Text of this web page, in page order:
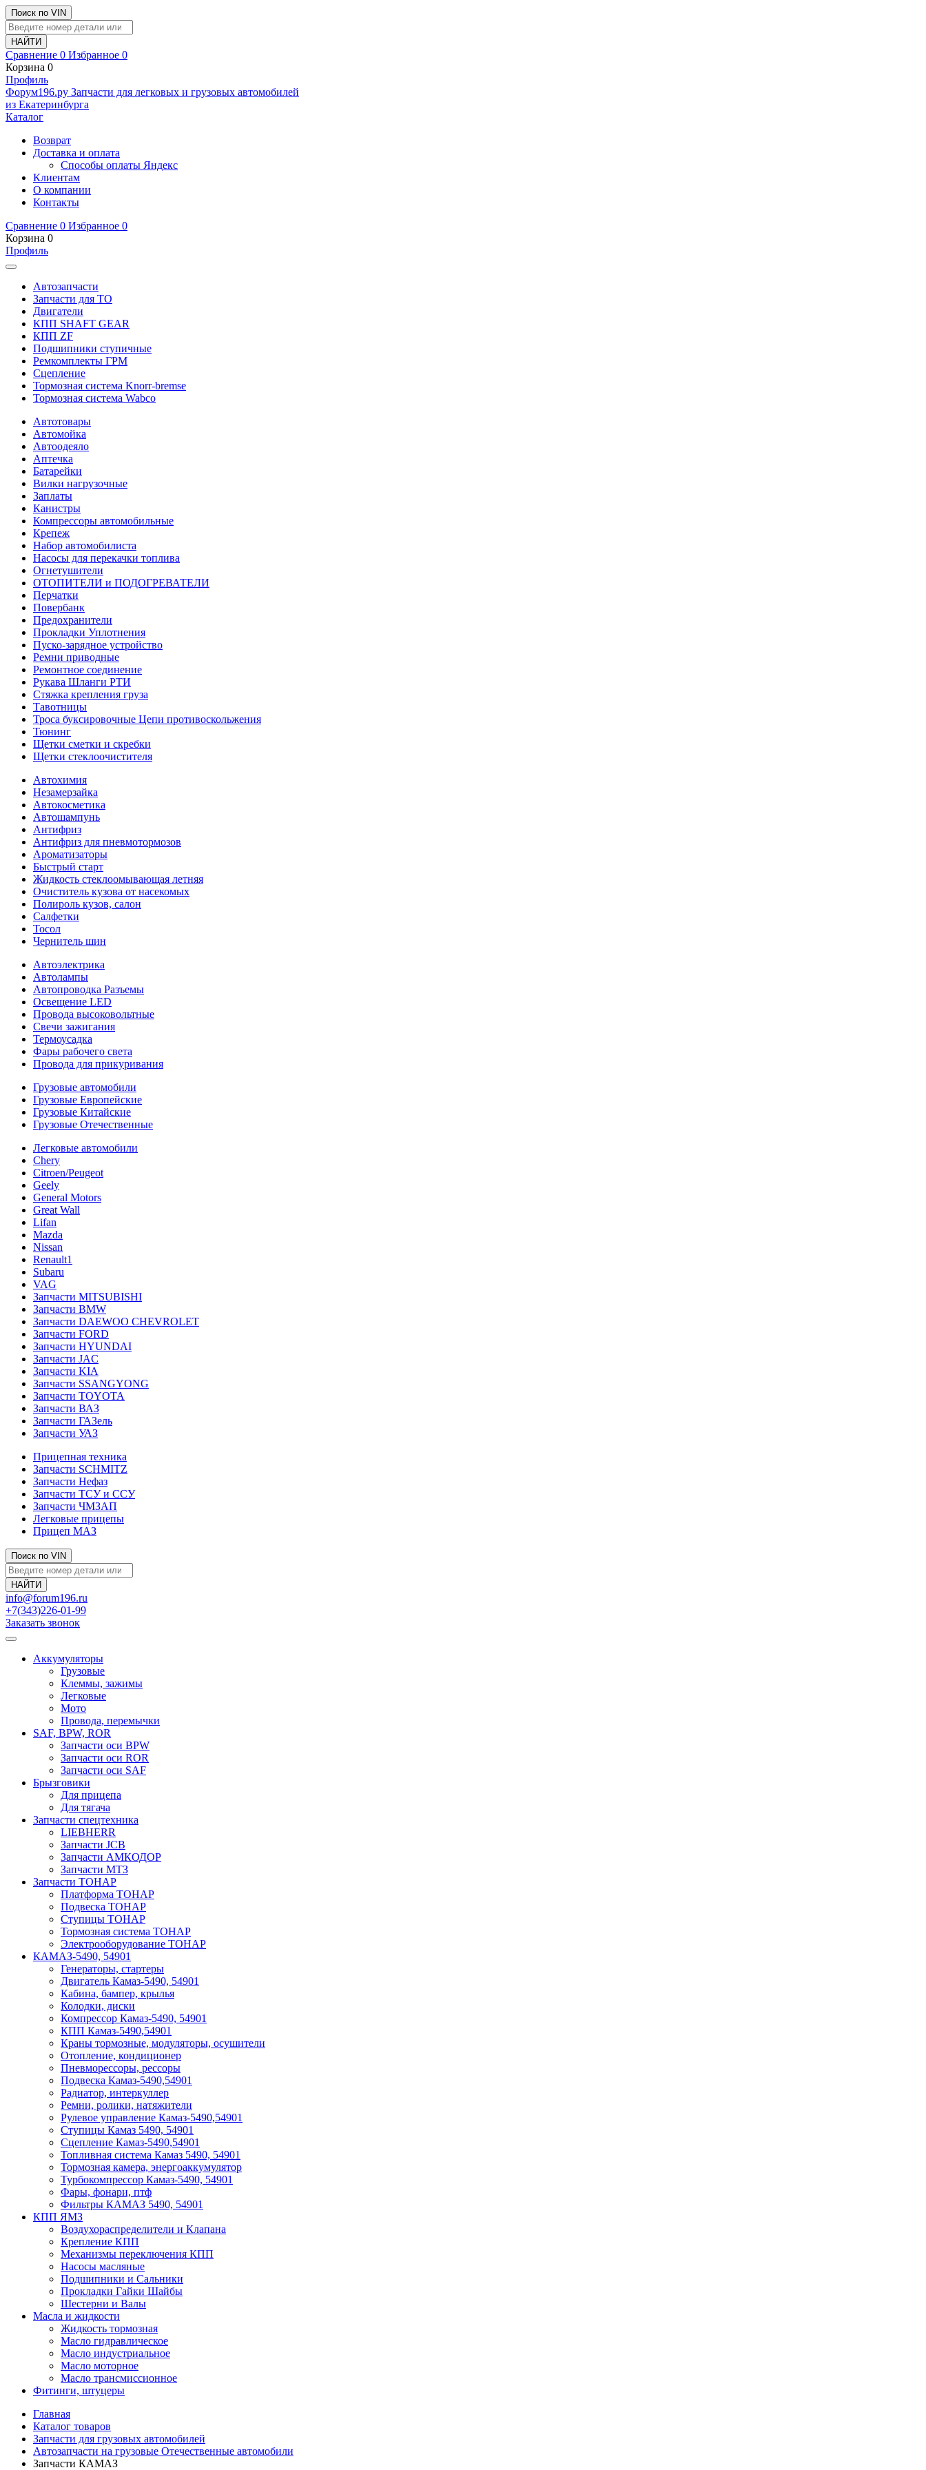
Поиск по VIN
Сравнение 0 Избранное 0
Корзина 0
Профиль
Фoрум196.ру Запчасти для легковых и грузовых автомобилей
из Екатеринбурга
Каталог
Возврат
Доставка и оплата
Способы оплаты Яндекс
Клиентам
О компании
Контакты
Сравнение 0 Избранное 0
Корзина 0
Профиль
Автозапчасти
Запчасти для ТО
Двигатели
КПП SHAFT GEAR
КПП ZF
Подшипники ступичные
Ремкомплекты ГРМ
Сцепление
Тормозная система Knorr-bremse
Тормозная система Wabco
Автотовары
Автомойка
Автоодеяло
Аптечка
Батарейки
Вилки нагрузочные
Заплаты
Канистры
Компрессоры автомобильные
Крепеж
Набор автомобилиста
Насосы для перекачки топлива
Огнетушители
ОТОПИТЕЛИ и ПОДОГРЕВАТЕЛИ
Перчатки
Повербанк
Предохранители
Прокладки Уплотнения
Пуско-зарядное устройство
Ремни приводные
Ремонтное соединение
Рукава Шланги РТИ
Стяжка крепления груза
Тавотницы
Троса буксировочные Цепи противоскольжения
Тюнинг
Щетки сметки и скребки
Щетки стеклоочистителя
Автохимия
Незамерзайка
Автокосметика
Автошампунь
Антифриз
Антифриз для пневмотормозов
Ароматизаторы
Быстрый старт
Жидкость стеклоомывающая летняя
Очиститель кузова от насекомых
Полироль кузов, салон
Салфетки
Тосол
Чернитель шин
Автоэлектрика
Автолампы
Автопроводка Разъемы
Освещение LED
Провода высоковольтные
Свечи зажигания
Термоусадка
Фары рабочего света
Провода для прикуривания
Грузовые автомобили
Грузовые Европейские
Грузовые Китайские
Грузовые Отечественные
Легковые автомобили
Chery
Citroen/Peugeot
Geely
General Motors
Great Wall
Lifan
Mazda
Nissan
Renault1
Subaru
VAG
Запчасти MITSUBISHI
Запчасти BMW
Запчасти DAEWOO CHEVROLET
Запчасти FORD
Запчасти HYUNDAI
Запчасти JAC
Запчасти KIA
Запчасти SSANGYONG
Запчасти TOYOTA
Запчасти ВАЗ
Запчасти ГАЗель
Запчасти УАЗ
Прицепная техника
Запчасти SCHMITZ
Запчасти Нефаз
Запчасти ТСУ и ССУ
Запчасти ЧМЗАП
Легковые прицепы
Прицеп МАЗ
Поиск по VIN
info@forum196.ru
+7(343)226-01-99
Заказать звонок
Аккумуляторы
Грузовые
Клеммы, зажимы
Легковые
Мото
Провода, перемычки
SAF, BPW, ROR
Запчасти оси BPW
Запчасти оси ROR
Запчасти оси SAF
Брызговики
Для прицепа
Для тягача
Запчасти спецтехника
LIEBHERR
Запчасти JCB
Запчасти АМКОДОР
Запчасти МТЗ
Запчасти ТОНАР
Платформа ТОНАР
Подвеска ТОНАР
Ступицы ТОНАР
Тормозная система ТОНАР
Электрооборудование ТОНАР
КАМАЗ-5490, 54901
Генераторы, стартеры
Двигатель Камаз-5490, 54901
Кабина, бампер, крылья
Колодки, диски
Компрессор Камаз-5490, 54901
КПП Камаз-5490,54901
Краны тормозные, модуляторы, осушители
Отопление, кондиционер
Пневморессоры, рессоры
Подвеска Камаз-5490,54901
Радиатор, интеркуллер
Ремни, ролики, натяжители
Рулевое управление Камаз-5490,54901
Ступицы Камаз 5490, 54901
Сцепление Камаз-5490,54901
Топливная система Камаз 5490, 54901
Тормозная камера, энергоаккумулятор
Турбокомпрессор Камаз-5490, 54901
Фары, фонари, птф
Фильтры КАМАЗ 5490, 54901
КПП ЯМЗ
Воздухораспределители и Клапана
Крепление КПП
Механизмы переключения КПП
Насосы масляные
Подшипники и Сальники
Прокладки Гайки Шайбы
Шестерни и Валы
Масла и жидкости
Жидкость тормозная
Масло гидравлическое
Масло индустриальное
Масло моторное
Масло трансмиссионное
Фитинги, штуцеры
Главная
Каталог товаров
Запчасти для грузовых автомобилей
Автозапчасти на грузовые Отечественные автомобили
Запчасти КАМАЗ